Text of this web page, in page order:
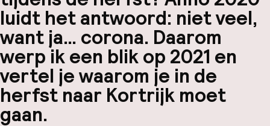
luidt het antwoord: niet veel,
want ja… corona. Daarom
werp ikeen blik op 2021 en
vertel je waarom je in de
herfst naar Kortrijk moet
gaan.